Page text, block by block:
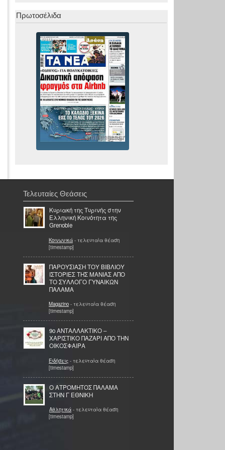
Πρωτοσέλιδα
Τελευταίες Θεάσεις
Κυριακή της Τυρινής στην
Ελληνική Κοινότητα της
Grenoble
Κοινωνικά - τελευταία θέαση
[timestamp]
ΠΑΡΟΥΣΙΑΣΗ ΤΟΥ ΒΙΒΛΙΟΥ
ΙΣΤΟΡΙΕΣ ΤΗΣ ΜΑΝΙΑΣ ΑΠΟ
ΤΟ ΣΥΛΛΟΓΟ ΓΥΝΑΙΚΩΝ
ΠΑΛΑΜΑ
Magazino - τελευταία θέαση
[timestamp]
9o ΑΝΤΑΛΛΑΚΤΙΚΟ –
ΧΑΡΙΣΤΙΚΟ ΠΑΖΑΡΙ ΑΠΟ ΤΗΝ
ΟΙΚΟΣΦΑΙΡΑ
Ειδήσεις - τελευταία θέαση
[timestamp]
Ο ΑΤΡΟΜΗΤΟΣ ΠΑΛΑΜΑ
ΣΤΗΝ Γ ΕΘΝΙΚΗ
Αθλητικά - τελευταία θέαση
[timestamp]